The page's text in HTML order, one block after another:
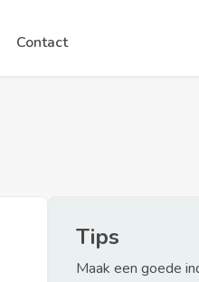
Contact
Tips
Maak een goede